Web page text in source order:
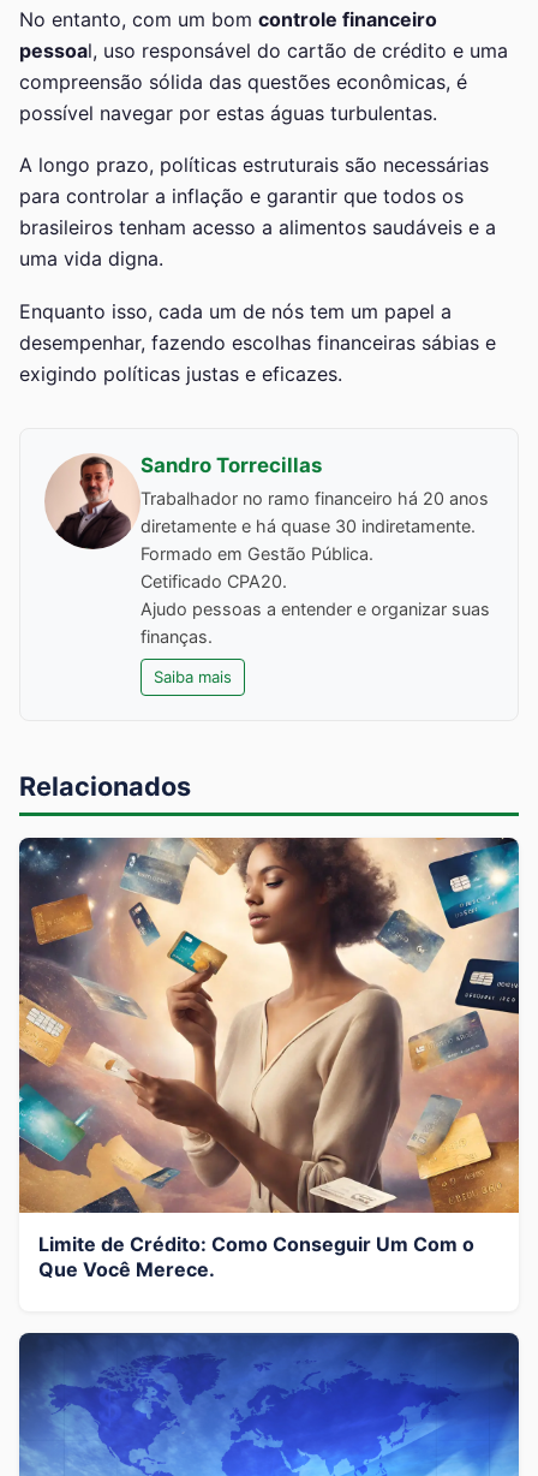
No entanto, com um bom controle financeiro
pessoal, uso responsável do cartão de crédito e uma
compreensão sólida das questões econômicas, é
possível navegar por estas águas turbulentas.
A longo prazo, políticas estruturais são necessárias
para controlar a inflação e garantir que todos os
brasileiros tenham acesso a alimentos saudáveis e a
uma vida digna.
Enquanto isso, cada um de nós tem um papel a
desempenhar, fazendo escolhas financeiras sábias e
exigindo políticas justas e eficazes.
Sandro Torrecillas
Trabalhador no ramo financeiro há 20 anos
diretamente e há quase 30 indiretamente.
Formado em Gestão Pública.
Cetificado CPA20.
Ajudo pessoas a entender e organizar suas
finanças.
Saiba mais
Relacionados
Limite de Crédito: Como Conseguir Um Com o
Que Você Merece.